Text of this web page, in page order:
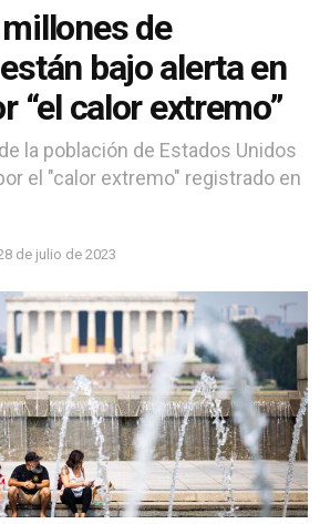
de
bajo alerta en
“el calor extremo”
la población de Estados Unidos
el "calor extremo" registrado en
de julio de 2023